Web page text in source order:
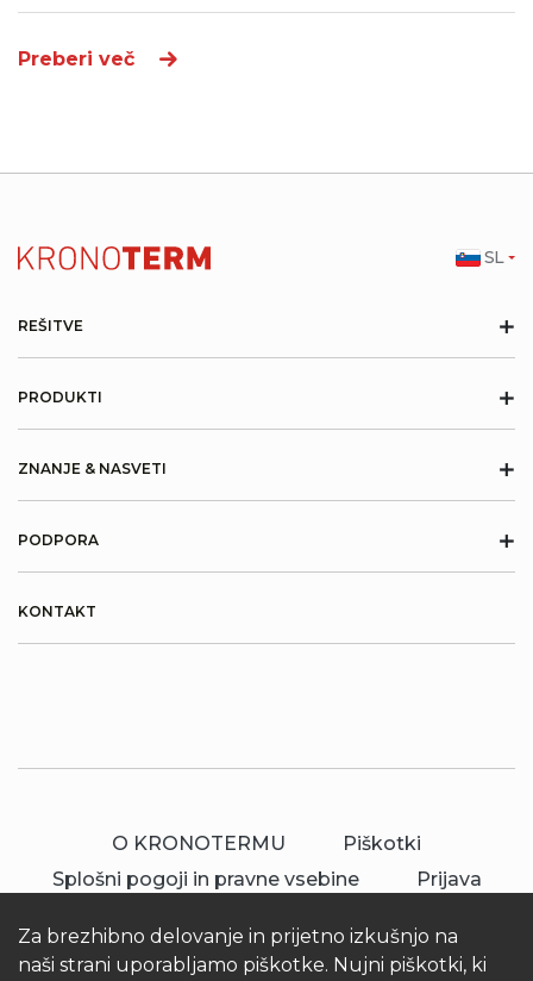
Preberi več
Za brezhibno delovanje in prijetno izkušnjo na
naši strani uporabljamo piškotke. Nujni piškotki, ki
REŠITVE +
PRODUKTI +
ZNANJE & NASVETI +
PODPORA +
KONTAKT
O KRONOTERMU
Piškotki
Splošni pogoji in pravne vsebine
Prijava
SL